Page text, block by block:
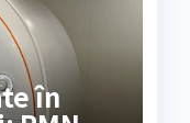
în